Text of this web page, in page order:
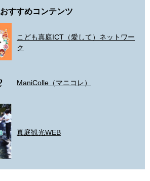
おすすめコンテンツ
こども真庭ICT（愛して）ネットワー
ク
ManiColle（マニコレ）
真庭観光WEB